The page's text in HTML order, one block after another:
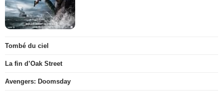
Tombé du ciel
La fin d’Oak Street
Avengers: Doomsday